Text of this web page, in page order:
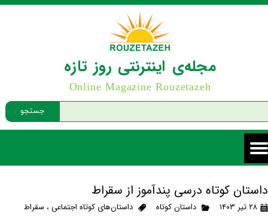
جستجو
مجله‌ی اینترنتی روز تازه
Online Magazine Rouzetazeh
داستان کوتاه درسی پندآموز از سقراط
۲۸ تیر ۱۴۰۳ داستان کوتاه داستان‌های کوتاه اجتماعی، سقراط